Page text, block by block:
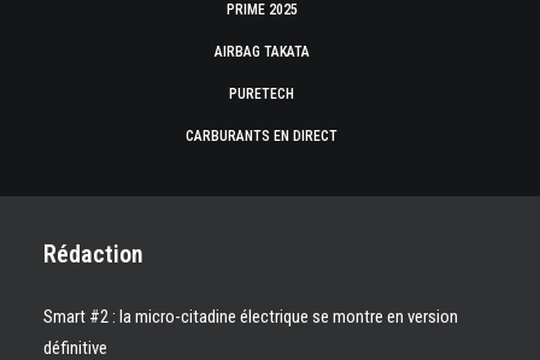
PRIME 2025
AIRBAG TAKATA
PURETECH
CARBURANTS EN DIRECT
Rédaction
Smart #2 : la micro-citadine électrique se montre en version
définitive